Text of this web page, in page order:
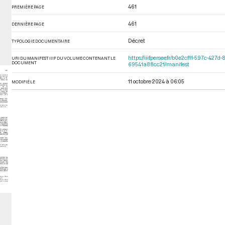
PREMIÈRE PAGE 461
DERNIÈRE PAGE 461
TYPOLOGIE DOCUMENTAIRE Décret
URI DU MANIFEST IIIF DU VOLUME CONTENANT LE
DOCUMENT
https://iiif.persee.fr/b0e2cf11-597c-
69541a88cc21/manifest
MODIFIÉ LE 11 octobre 2024 à 06:05